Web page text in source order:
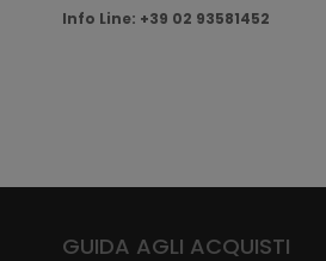
Info Line: +39 02 93581452
GUIDA AGLI ACQUISTI